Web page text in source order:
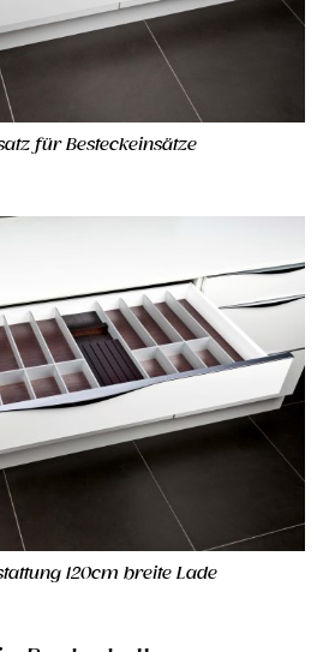
für Besteckeinsätze
120cm breite Lade